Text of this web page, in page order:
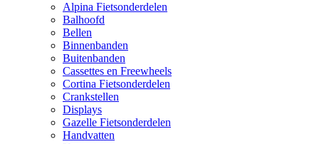
Alpina Fietsonderdelen
Balhoofd
Bellen
Binnenbanden
Buitenbanden
Cassettes en Freewheels
Cortina Fietsonderdelen
Crankstellen
Displays
Gazelle Fietsonderdelen
Handvatten